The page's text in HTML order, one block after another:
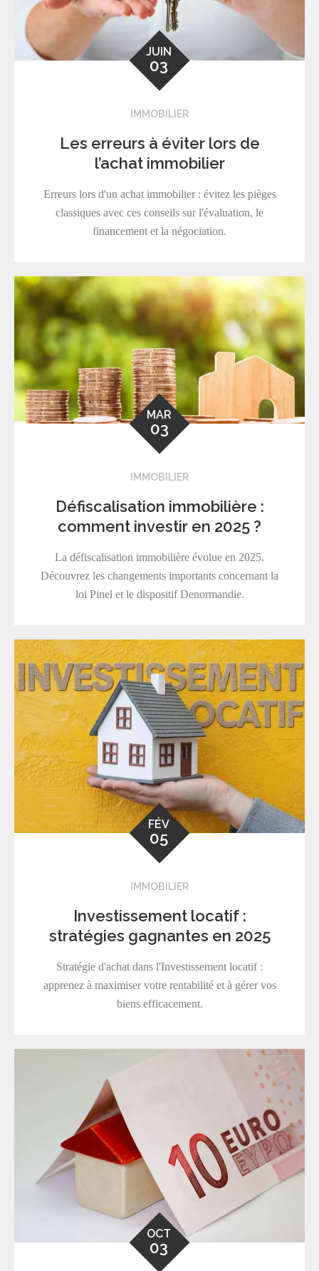
JUIN
03
IMMOBILIER
Les erreurs à éviter lors de
l’achat immobilier
Erreurs lors d'un achat immobilier : évitez les pièges
classiques avec ces conseils sur l'évaluation, le
financement et la négociation.
MAR
03
IMMOBILIER
Défiscalisation immobilière :
comment investir en 2025 ?
La défiscalisation immobilière évolue en 2025.
Découvrez les changements importants concernant la
loi Pinel et le dispositif Denormandie.
FÉV
05
IMMOBILIER
Investissement locatif :
stratégies gagnantes en 2025
Stratégie d'achat dans l'Investissement locatif :
apprenez à maximiser votre rentabilité et à gérer vos
biens efficacement.
OCT
03